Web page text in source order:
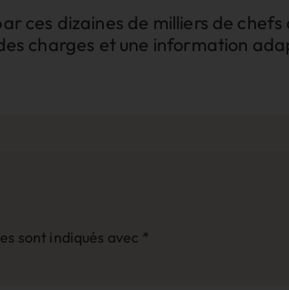
ces dizaines de milliers de
charges et une information
sont indiqués avec *